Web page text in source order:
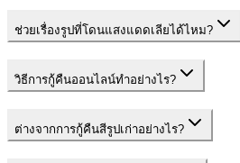
ช่วยเรื่องรูปที่โดนแสงแดดเลียได้ไหม?
วิธีการกู้คืนออนไลน์ทำอย่างไร?
ต่างจากการกู้คืนสีรูปเก่าอย่างไร?